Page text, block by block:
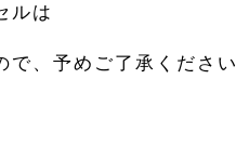
ルは
で、予めご了承ください